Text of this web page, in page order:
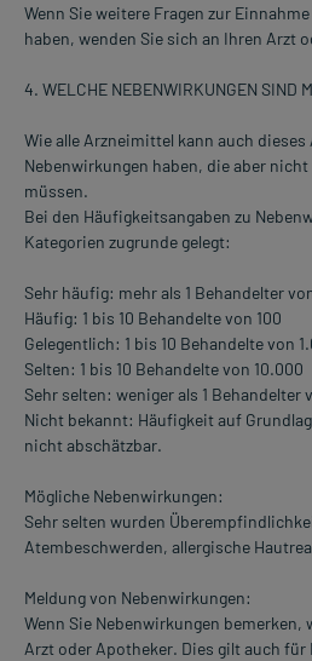
Wenn Sie weitere Fragen zur
haben, wenden Sie sich an Ihren Arzt
4. WELCHE NEBENWIRKUNGEN SIND
Wie alle Arzneimittel kann auch
Nebenwirkungen haben, die aber
müssen.
Bei den Häufigkeitsangaben zu
Kategorien zugrunde gelegt:
Sehr häufig: mehr als 1 Behandelter
Häufig: 1 bis 10 Behandelte von 100
Gelegentlich: 1 bis 10 Behandelte von
Selten: 1 bis 10 Behandelte von 10.000
Sehr selten: weniger als 1 Behandelter
Nicht bekannt: Häufigkeit auf
nicht abschätzbar.
Mögliche Nebenwirkungen:
Sehr selten wurden
Atembeschwerden, allergische
Meldung von Nebenwirkungen:
Wenn Sie Nebenwirkungen bemerken,
Arzt oder Apotheker. Dies gilt auch